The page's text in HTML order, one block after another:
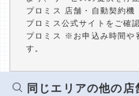
プロミス 店舗・自動契約機
プロミス公式サイトをご確
プロミス ※お申込み時間や
す。
同じエリアの他の店